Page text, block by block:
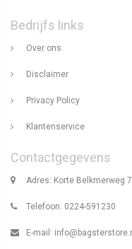
Bedrijfs links
Over ons
Disclaimer
Privacy Policy
Klantenservice
Contactgegevens
Adres: Korte Belkmerweg
Telefoon: 0224-591230
E-mail: